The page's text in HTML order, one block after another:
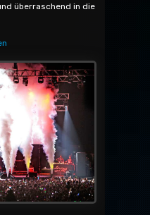
überraschend in die